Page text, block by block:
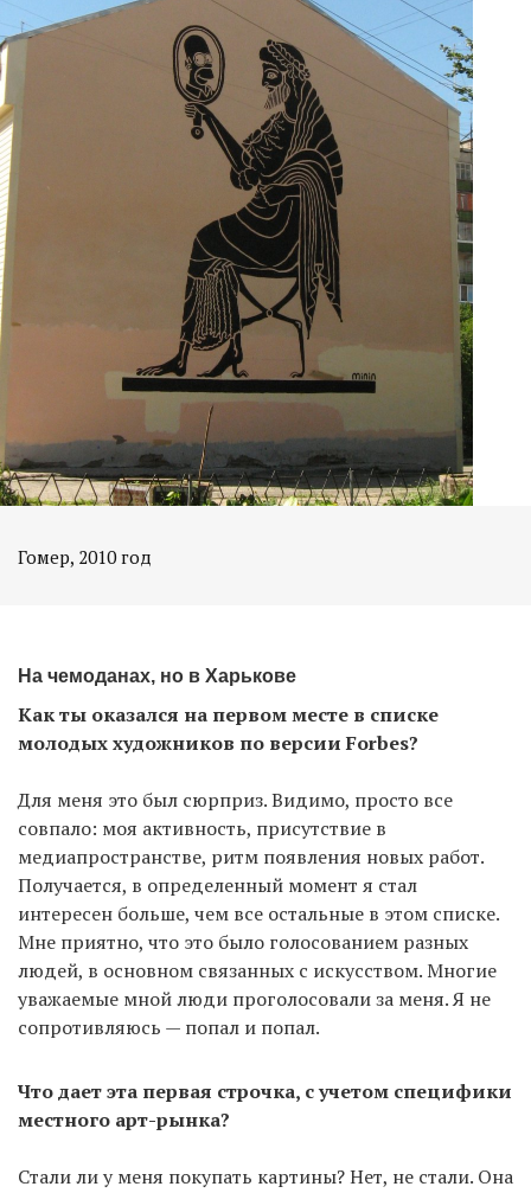
Гомер, 2010 год
На чемоданах, но в Харькове
Как ты оказался на первом месте в списке
молодых художников по версии Forbes?
Для меня это был сюрприз. Видимо, просто все
совпало: моя активность, присутствие в
медиапространстве, ритм появления новых работ.
Получается, в определенный момент я стал
интересен больше, чем все остальные в этом списке.
Мне приятно, что это было голосованием разных
людей, в основном связанных с искусством. Многие
уважаемые мной люди проголосовали за меня. Я не
сопротивляюсь — попал и попал.
Что дает эта первая строчка, с учетом специфики
местного арт-рынка?
Стали ли у меня покупать картины? Нет, не стали. Она